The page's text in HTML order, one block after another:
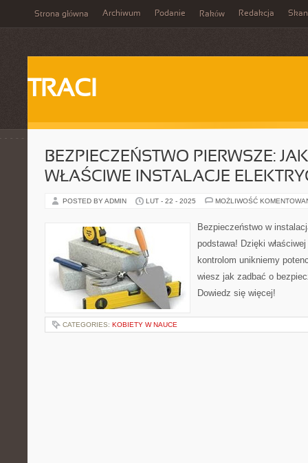
Strona główna Archiwum Podanie Raków Redakcja
TRACI
BEZPIECZEŃSTWO PIERWSZE:
WŁAŚCIWE INSTALACJE
POSTED BY ADMIN LUT - 22 - 2025 MOŻLIWOŚĆ
Bezpieczeństwo w
podstawa! Dzięki
kontrolom unikniemy
wiesz jak zadbać o
Dowiedz się więcej!
CATEGORIES: KOBIETY W NAUCE